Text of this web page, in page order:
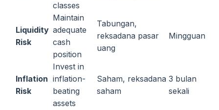
classes
Liquidity
Risk
Maintain
adequate
cash
position
Tabungan,
reksadana pasar
uang
Mingguan
Inflation
Risk
Invest in
inflation-
beating
assets
Saham, reksadana
saham
3 bulan
sekali